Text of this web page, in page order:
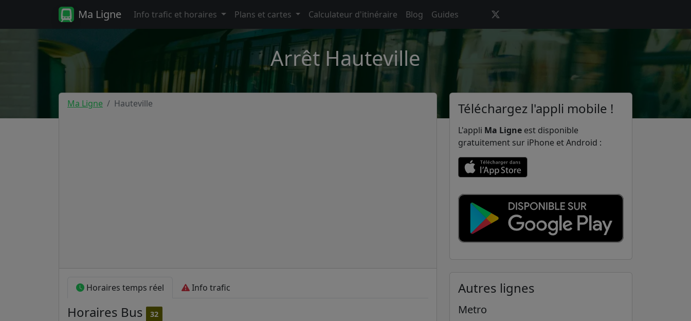
Ma Ligne Info trafic et horaires Plans et cartes Calculateur d'itinéraire Blog Guides
Arrêt Hauteville
Ma Ligne Hauteville
Horaires temps réel Info trafic
Horaires Bus 32
Téléchargez l'appli mobile !
L'appli Ma Ligne est disponible
gratuitement sur iPhone et Android :
Autres lignes
Metro